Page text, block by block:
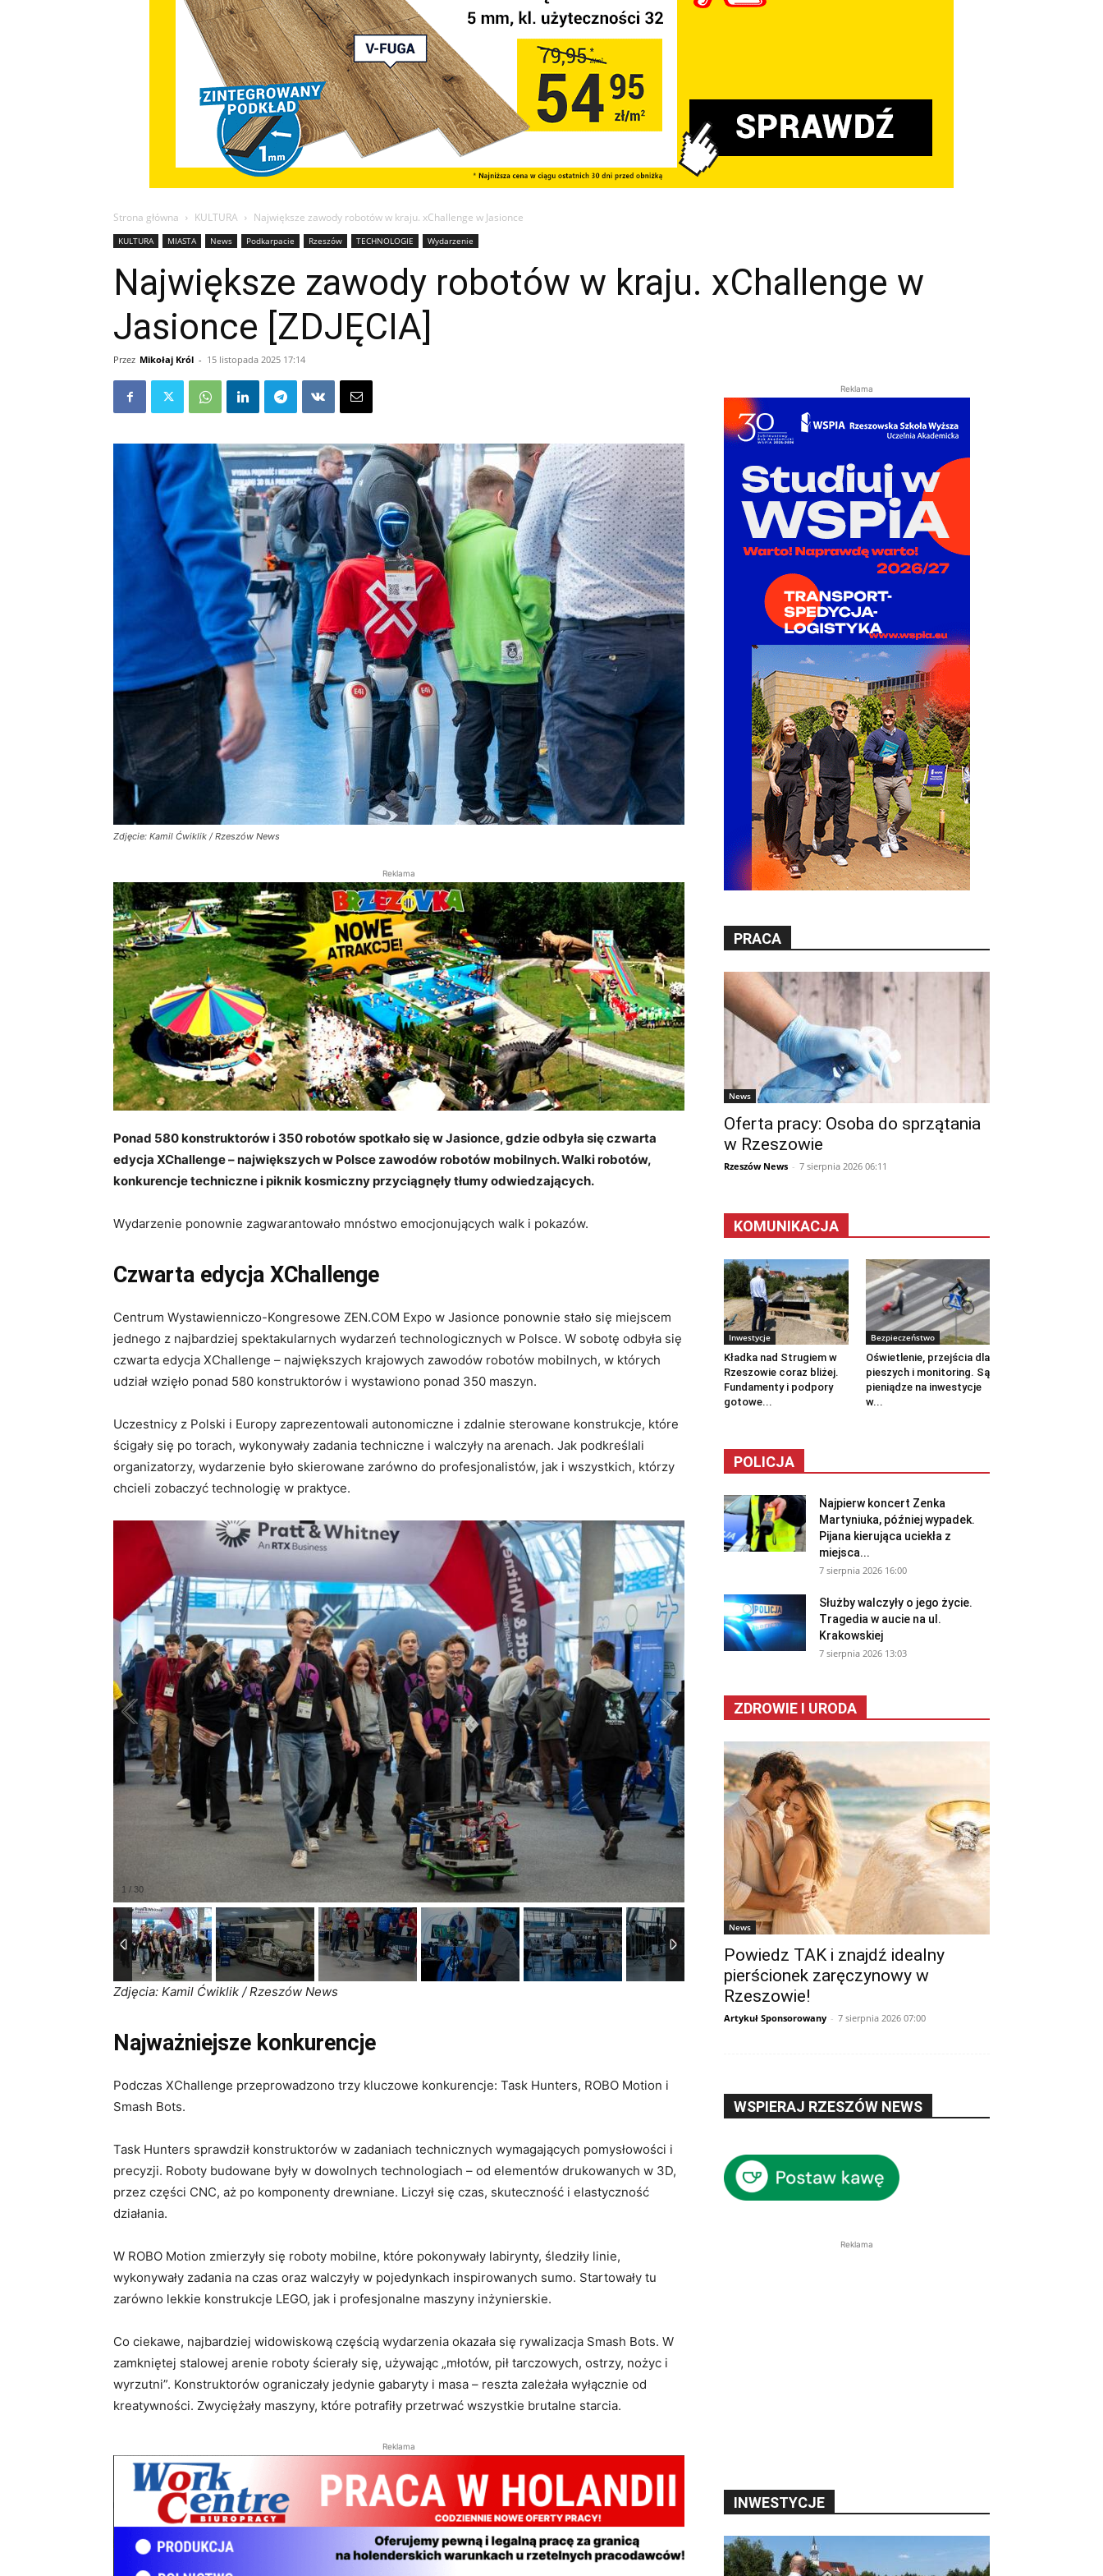
Strona główna KULTURA Największe zawody robotów w kraju. xChallenge w Jasionce
KULTURA MIASTA News Podkarpacie Rzeszów TECHNOLOGIE Wydarzenie
Największe zawody robotów w kraju. xChallenge w
Jasionce [ZDJĘCIA]
Przez Mikołaj Król - 15 listopada 2025 17:14
Zdjęcie: Kamil Ćwiklik / Rzeszów News
Reklama
Ponad 580 konstruktorów i 350 robotów spotkało się w Jasionce, gdzie odbyła się czwarta
edycja XChallenge – największych w Polsce zawodów robotów mobilnych. Walki robotów,
konkurencje techniczne i piknik kosmiczny przyciągnęły tłumy odwiedzających.
Wydarzenie ponownie zagwarantowało mnóstwo emocjonujących walk i pokazów.
Czwarta edycja XChallenge
Centrum Wystawienniczo-Kongresowe ZEN.COM Expo w Jasionce ponownie stało się miejscem
jednego z najbardziej spektakularnych wydarzeń technologicznych w Polsce. W sobotę odbyła się
czwarta edycja XChallenge – największych krajowych zawodów robotów mobilnych, w których
udział wzięło ponad 580 konstruktorów i wystawiono ponad 350 maszyn.
Uczestnicy z Polski i Europy zaprezentowali autonomiczne i zdalnie sterowane konstrukcje, które
ścigały się po torach, wykonywały zadania techniczne i walczyły na arenach. Jak podkreślali
organizatorzy, wydarzenie było skierowane zarówno do profesjonalistów, jak i wszystkich, którzy
chcieli zobaczyć technologię w praktyce.
Zdjęcia: Kamil Ćwiklik / Rzeszów News
Najważniejsze konkurencje
Podczas XChallenge przeprowadzono trzy kluczowe konkurencje: Task Hunters, ROBO Motion i
Smash Bots.
Task Hunters sprawdził konstruktorów w zadaniach technicznych wymagających pomysłowości i
precyzji. Roboty budowane były w dowolnych technologiach – od elementów drukowanych w 3D,
przez części CNC, aż po komponenty drewniane. Liczył się czas, skuteczność i elastyczność
działania.
W ROBO Motion zmierzyły się roboty mobilne, które pokonywały labirynty, śledziły linie,
wykonywały zadania na czas oraz walczyły w pojedynkach inspirowanych sumo. Startowały tu
zarówno lekkie konstrukcje LEGO, jak i profesjonalne maszyny inżynierskie.
Co ciekawe, najbardziej widowiskową częścią wydarzenia okazała się rywalizacja Smash Bots. W
zamkniętej stalowej arenie roboty ścierały się, używając „młotów, pił tarczowych, ostrzy, nożyc i
wyrzutni”. Konstruktorów ograniczały jedynie gabaryty i masa – reszta zależała wyłącznie od
kreatywności. Zwyciężały maszyny, które potrafiły przetrwać wszystkie brutalne starcia.
Reklama
Reklama
PRACA
News
Oferta pracy: Osoba do sprzątania
w Rzeszowie
Rzeszów News - 7 sierpnia 2026 06:11
KOMUNIKACJA
Inwestycje
Kładka nad Strugiem w
Rzeszowie coraz bliżej.
Fundamenty i podpory
gotowe...
Bezpieczeństwo
Oświetlenie, przejścia dla
pieszych i monitoring. Są
pieniądze na inwestycje
w...
POLICJA
Najpierw koncert Zenka
Martyniuka, później wypadek.
Pijana kierująca uciekła z
miejsca...
7 sierpnia 2026 16:00
Służby walczyły o jego życie.
Tragedia w aucie na ul.
Krakowskiej
7 sierpnia 2026 13:03
ZDROWIE I URODA
News
Powiedz TAK i znajdź idealny
pierścionek zaręczynowy w
Rzeszowie!
Artykuł Sponsorowany - 7 sierpnia 2026 07:00
WSPIERAJ RZESZÓW NEWS
Reklama
INWESTYCJE